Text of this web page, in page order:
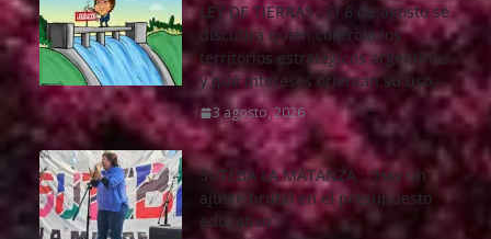
LEY DE TIERRAS : El 6 de agosto se
discutirá quién controla los
territorios estratégicos argentinos
y qué intereses orientan su uso.-
3 agosto, 2026
SUTEBA LA MATANZA : “Hay un
ajuste brutal en el presupuesto
educativo”.-